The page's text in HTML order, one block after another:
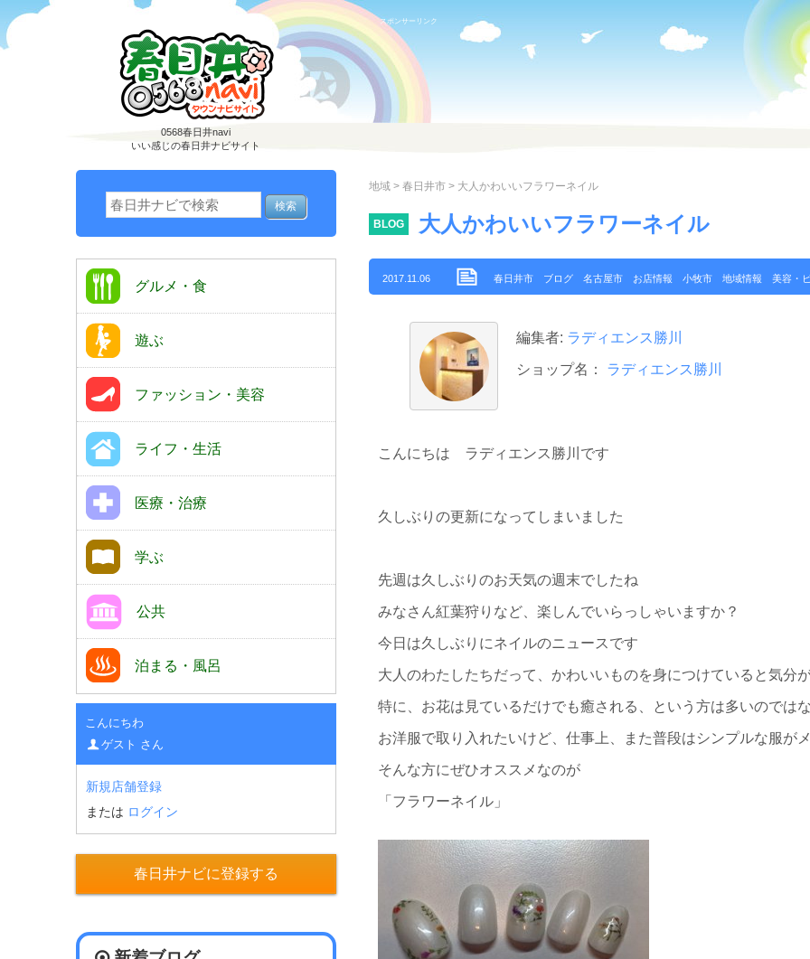
0568春日井navi
いい感じの春日井ナビサイト
スポンサーリンク
地域 > 春日井市 > 大人かわいいフラワーネイル
大人かわいいフラワーネイル
BLOG
2017.11.06 春日井市 ブログ 名古屋市 お店情報 小牧市 地域情報 美容・
編集者: ラディエンス勝川
ショップ名： ラディエンス勝川
こんにちは ラディエンス勝川です
久しぶりの更新になってしまいました
先週は久しぶりのお天気の週末でしたね
みなさん紅葉狩りなど、楽しんでいらっしゃいますか？
今日は久しぶりにネイルのニュースです
大人のわたしたちだって、かわいいものを身につけていると気分
特に、お花は見ているだけでも癒される、という方は多いのでは
お洋服で取り入れたいけど、仕事上、また普段はシンプルな服がメ
そんな方にぜひオススメなのが
「フラワーネイル」
グルメ・食
遊ぶ
ファッション・美容
ライフ・生活
医療・治療
学ぶ
公共
泊まる・風呂
こんにちわ
ゲスト さん
新規店舗登録
または ログイン
春日井ナビに登録する